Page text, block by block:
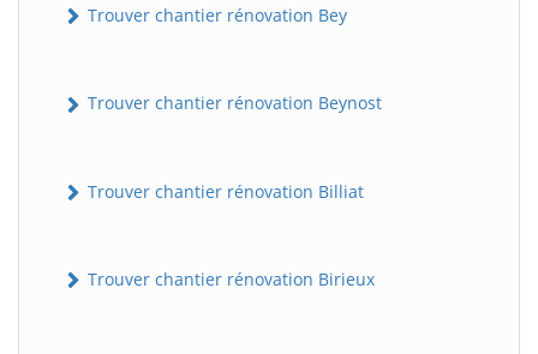
Trouver chantier rénovation Bey
Trouver chantier rénovation Beynost
Trouver chantier rénovation Billiat
Trouver chantier rénovation Birieux